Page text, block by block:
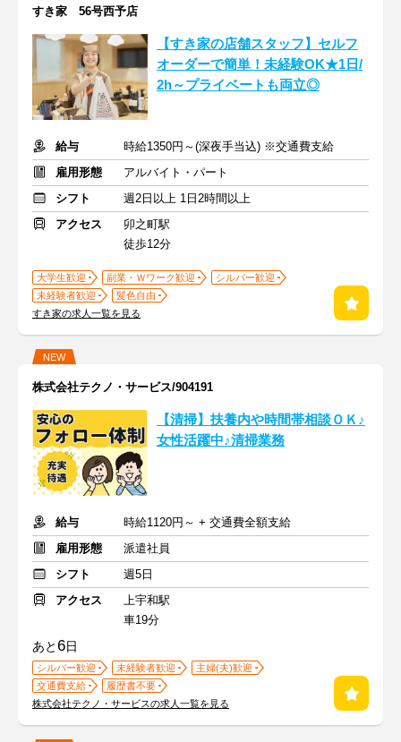
すき家 56号西予店
【すき家の店舗スタッフ】セルフ
オーダーで簡単！未経験OK★1日/
2h～プライベートも両立◎
給与
時給1350円～(深夜手当込) ※交通費支給
雇用形態
アルバイト・パート
シフト
週2日以上 1日2時間以上
アクセス
卯之町駅
徒歩12分
大学生歓迎 副業・Ｗワーク歓迎
シルバー歓迎
未経験者歓迎
髪色自由
すき家の求人一覧を見る
NEW
株式会社テクノ・サービス/904191
【清掃】扶養内や時間帯相談ＯＫ♪
女性活躍中♪清掃業務
給与
時給1120円～ + 交通費全額支給
雇用形態
派遣社員
シフト
週5日
アクセス
上宇和駅
車19分
あと6日
シルバー歓迎 未経験者歓迎
主婦(夫)歓迎
交通費支給
履歴書不要
株式会社テクノ・サービスの求人一覧を見る